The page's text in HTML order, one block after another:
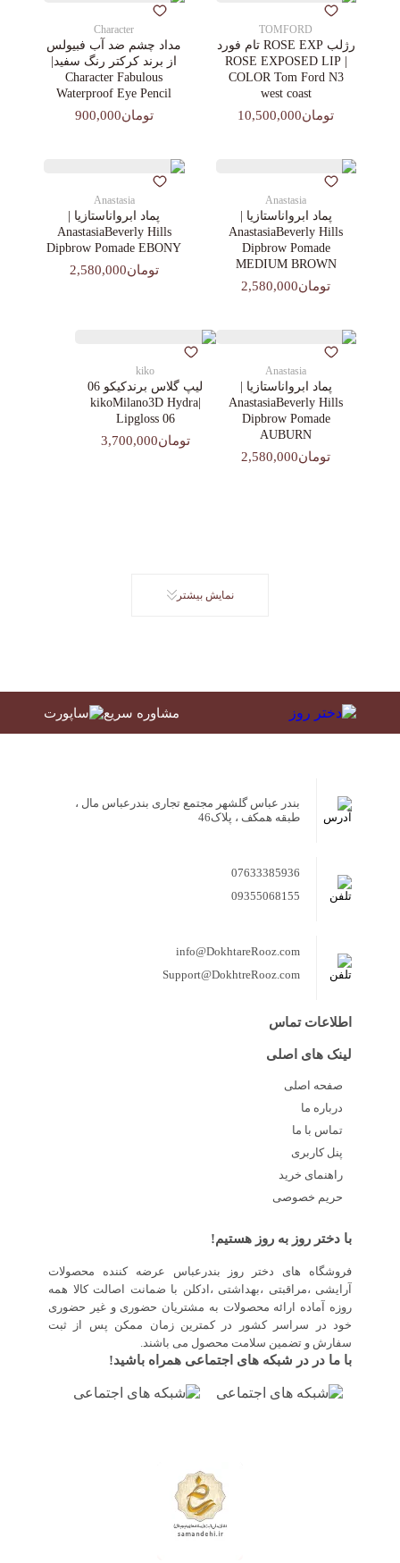
TOMFORD
رژلب ROSE EXP تام فورد
| ROSE EXPOSED LIP
COLOR Tom Ford N3
west coast
تومان10,500,000
Character
مداد چشم ضد آب فبیولس
از برند کرکتر رنگ سفید|
Character Fabulous
Waterproof Eye Pencil
تومان900,000
Anastasia
پماد ابرواناستازیا |
AnastasiaBeverly Hills
Dipbrow Pomade
MEDIUM BROWN
تومان2,580,000
Anastasia
پماد ابرواناستازیا |
AnastasiaBeverly Hills
Dipbrow Pomade EBONY
تومان2,580,000
Anastasia
پماد ابرواناستازیا |
AnastasiaBeverly Hills
Dipbrow Pomade
AUBURN
تومان2,580,000
kiko
لیپ گلاس‌ برندکیکو 06
|kikoMilano3D Hydra
Lipgloss 06
تومان3,700,000
نمایش بیشتر
مشاوره سریع
بندر عباس گلشهر مجتمع تجاری بندرعباس مال ،
طبقه همکف ، پلاک46
07633385936
09355068155
info@DokhtareRooz.com
Support@DokhtreRooz.com
اطلاعات تماس
لینک های اصلی
صفحه اصلی
درباره ما
تماس با ما
پنل کاربری
راهنمای خرید
حریم خصوصی
با دختر روز به روز هستیم!
فروشگاه های دختر روز بندرعباس عرضه کننده محصولات
آرایشی ،مراقبتی ،بهداشتی ،ادکلن با ضمانت اصالت کالا همه
روزه آماده ارائه محصولات به مشتریان حضوری و غیر حضوری
خود در سراسر کشور در کمترین زمان ممکن پس از ثبت
سفارش و تضمین سلامت محصول می باشند.
با ما در در شبکه های اجتماعی همراه باشید!